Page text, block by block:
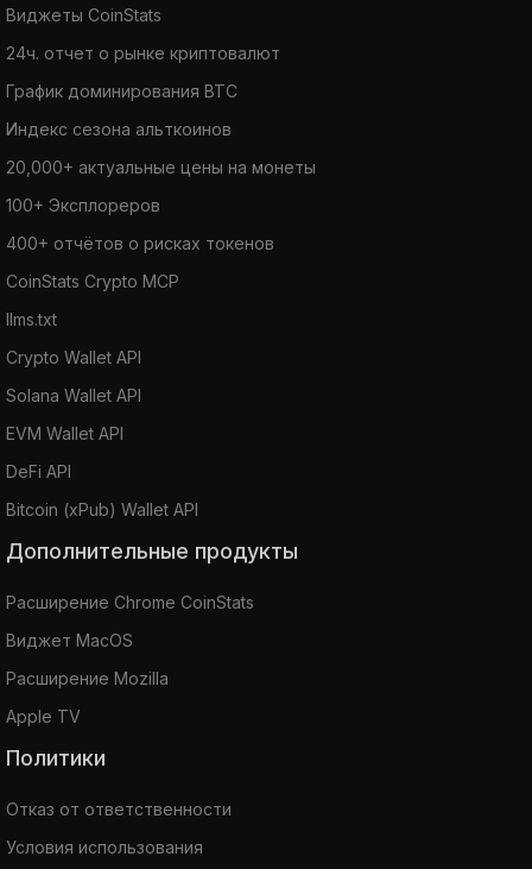
Виджеты CoinStats
24ч. отчет о рынке криптовалют
График доминирования BTC
Индекс сезона альткоинов
20,000+ актуальные цены на монеты
100+ Эксплореров
400+ отчётов о рисках токенов
CoinStats Crypto MCP
llms.txt
Crypto Wallet API
Solana Wallet API
EVM Wallet API
DeFi API
Bitcoin (xPub) Wallet API
Дополнительные продукты
Расширение Chrome CoinStats
Виджет MacOS
Расширение Mozilla
Apple TV
Политики
Отказ от ответственности
Условия использования